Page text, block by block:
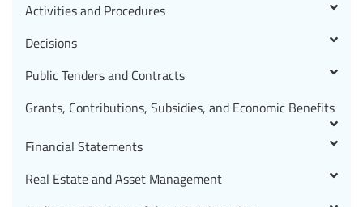
Activities and Procedures
Decisions
Public Tenders and Contracts
Grants, Contributions, Subsidies, and Economic Benefits
Financial Statements
Real Estate and Asset Management